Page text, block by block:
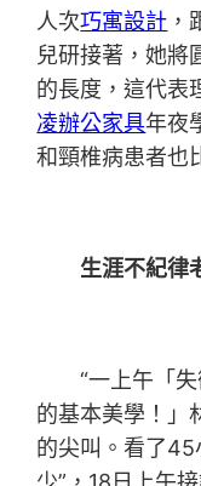
人次巧寓設計
兒研接著，她將
的長度，這代表
凌辦公家具年夜
和頸椎病患者也
生涯不紀律
“一上午「失
的基本美學！」
的尖叫。看了45